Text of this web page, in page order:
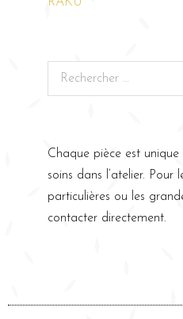
Chaque pièce est
soins dans l’atelier. Pour
particulières ou les
contacter directement.